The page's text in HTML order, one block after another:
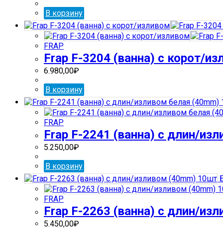
В корзину
FRAP
Frap F-3204 (ванна) с корот/
6.980,00₽
В корзину
FRAP
Frap F-2241 (ванна) с длин/
5.250,00₽
В корзину
FRAP
Frap F-2263 (ванна) с длин/
5.450,00₽